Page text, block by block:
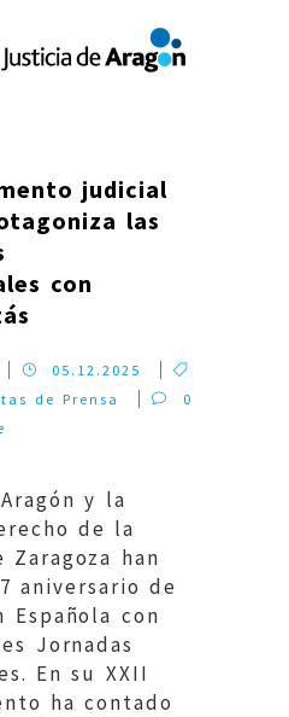
judicial
las
con
05.12.2025
de Prensa
0
y la
de la
Zaragoza han
aniversario de
Española con
Jornadas
En su XXII
ha contado